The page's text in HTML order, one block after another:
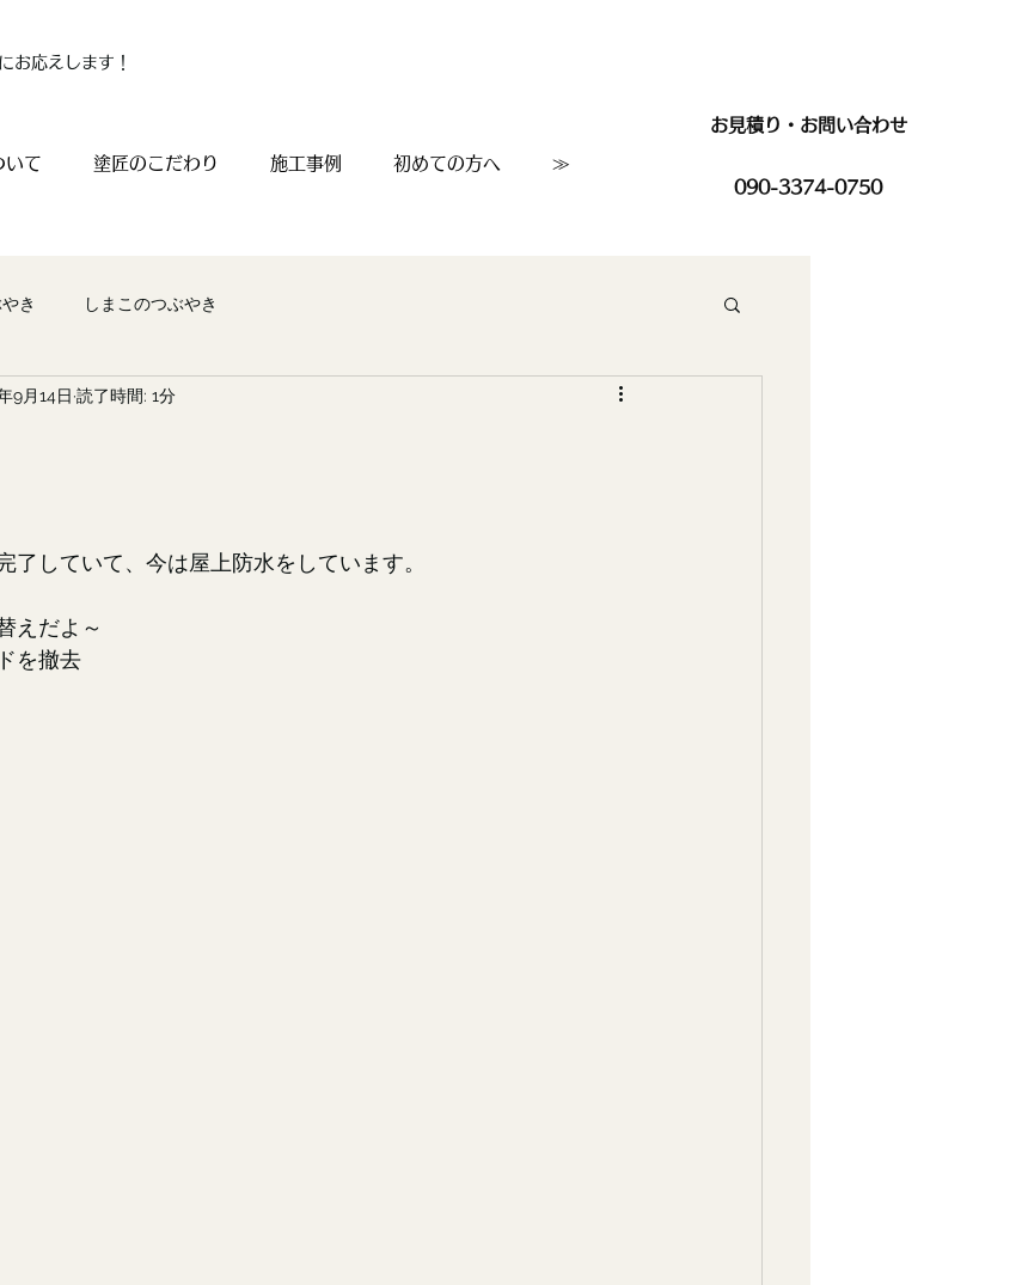
いて 塗匠のこだわり 施工事例 初めての方へ ≫
お見積り・お問い合わせ
090-3374-0750
き しまこのつぶやき
9月14日 読了時間: 1分
了していて、今は屋上防水をしています。
えだよ～
を撤去
お応えします！